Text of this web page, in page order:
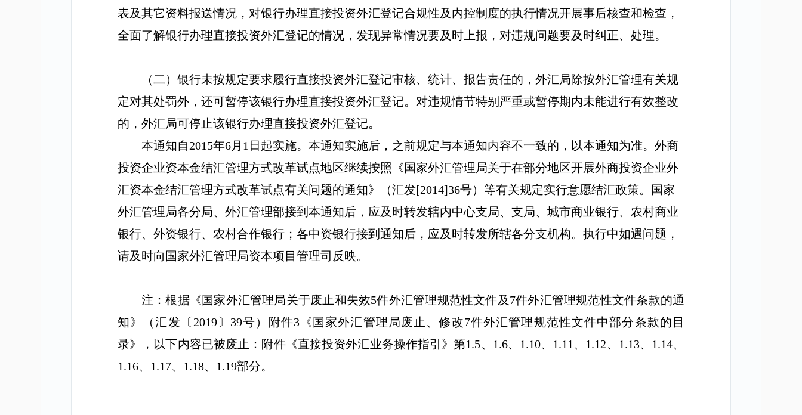
表及其它资料报送情况，对银行办理直接投资外汇登记合规性及内控制度的执行情况开展事后核查和检查，
全面了解银行办理直接投资外汇登记的情况，发现异常情况要及时上报，对违规问题要及时纠正、处理。
（二）银行未按规定要求履行直接投资外汇登记审核、统计、报告责任的，外汇局除按外汇管理有关规
定对其处罚外，还可暂停该银行办理直接投资外汇登记。对违规情节特别严重或暂停期内未能进行有效整改
的，外汇局可停止该银行办理直接投资外汇登记。
本通知自2015年6月 1 日起实施。本通知实施后，之前规定与本通知内容不一致的，以本通知为准。外商
投资企业资本金结汇管理方式改革试点地区继续按照《国家外汇管理局关于在部分地区开展外商投资企业外
汇资本金结汇管理方式改革试点有关问题的通知》（汇发[2014]36号）等有关规定实行意愿结汇政策。国家
外汇管理局各分局、外汇管理部接到本通知后，应及时转发辖内中心支局、支局、城市商业银行、农村商业
银行、外资银行、农村合作银行；各中资银行接到通知后，应及时转发所辖各分支机构。执行中如遇问题，
请及时向国家外汇管理局资本项目管理司反映。
注：根据《国家外汇管理局关于废止和失效5件外汇管理规范性文件及 7件外汇管理规范性文件条款的通
知》（汇发〔 2019〕 39号）附件3《国家外汇管理局废止、修改7件外汇管理规范性文件中部分条款的目
录》，以下内容已被废止：附件《直接投资外汇业务操作指引》第1.5、 1.6、 1.10、 1.11 、 1.12、 1.13、 1.14、
1.16、 1.17、 1.18、 1.19部分。